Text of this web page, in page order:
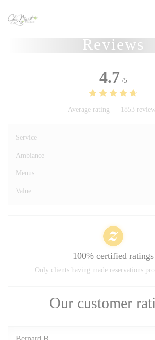
Reviews
Our customer
4.7 /5
Average rating — 1853
Service
Ambiance
Menus
Value
100% certified ratings
Only clients having made reservations